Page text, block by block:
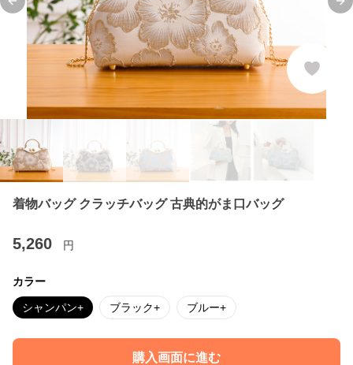
Previous slide
着物バッグ クラッチバッグ 古典的がま口バッグ
5,260 円
カラー
シャンパン+ ブラック+ ブルー+
購入画面に進む